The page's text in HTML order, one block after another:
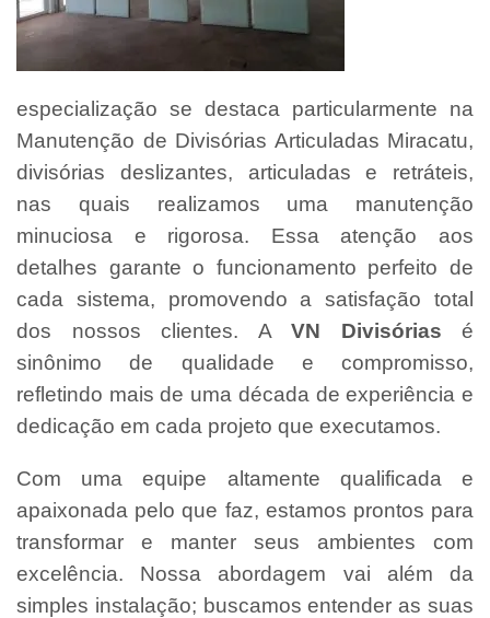
especialização se destaca particularmente na
Manutenção de Divisórias Articuladas Miracatu,
divisórias deslizantes, articuladas e retráteis,
nas quais realizamos uma manutenção
minuciosa e rigorosa. Essa atenção aos
detalhes garante o funcionamento perfeito de
cada sistema, promovendo a satisfação total
dos nossos clientes. A VN Divisórias é
sinônimo de qualidade e compromisso,
refletindo mais de uma década de experiência e
dedicação em cada projeto que executamos.
Com uma equipe altamente qualificada e
apaixonada pelo que faz, estamos prontos para
transformar e manter seus ambientes com
excelência. Nossa abordagem vai além da
simples instalação; buscamos entender as suas